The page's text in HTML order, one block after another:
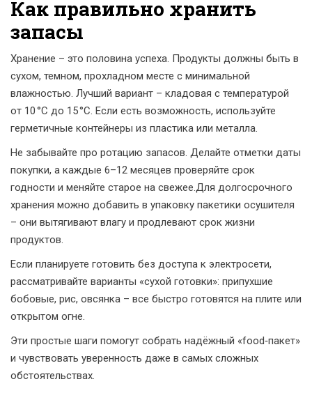
Как правильно хранить
запасы
Хранение – это половина успеха. Продукты должны быть в
сухом, темном, прохладном месте с минимальной
влажностью. Лучший вариант – кладовая с температурой
от 10 °C до 15 °C. Если есть возможность, используйте
герметичные контейнеры из пластика или металла.
Не забывайте про ротацию запасов. Делайте отметки даты
покупки, а каждые 6–12 месяцев проверяйте срок
годности и меняйте старое на свежее.Для долгосрочного
хранения можно добавить в упаковку пакетики осушителя
– они вытягивают влагу и продлевают срок жизни
продуктов.
Если планируете готовить без доступа к электросети,
рассматривайте варианты «сухой готовки»: припухшие
бобовые, рис, овсянка – все быстро готовятся на плите или
открытом огне.
Эти простые шаги помогут собрать надёжный «food‑пакет»
и чувствовать уверенность даже в самых сложных
обстоятельствах.